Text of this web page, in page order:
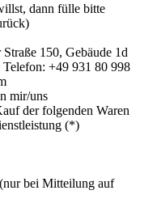
dann fülle bitte
150, Gebäude 1d
+49 931 80 998
mir/uns
der folgenden Waren
(*)
bei Mitteilung auf